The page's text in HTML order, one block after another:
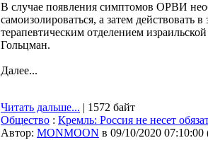
В случае появления симптомов ОРВИ
самоизолироваться, а затем действовать
терапевтическим отделением
Гольцман.
Далее...
Читать дальше... | 1572 байт
Общество : Кремль: Россия не несет
Автор: MONMOON в 09/10/2020 07:10:00